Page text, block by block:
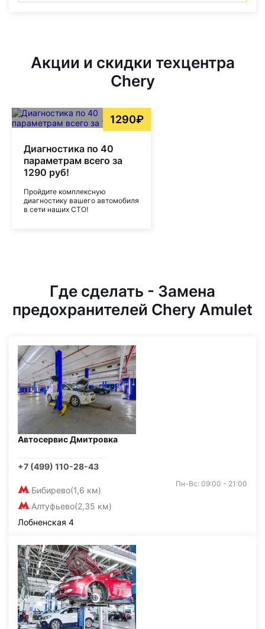
Акции и скидки техцентра
Chery
1290₽
Диагностика по 40
параметрам всего за
1290 руб!
Пройдите комплексную
диагностику вашего автомобиля
в сети наших СТО!
Где сделать - Замена
предохранителей Chery Amulet
Автосервис Дмитровка
+7 (499) 110-28-43
Бибирево(1,6 км)
Алтуфьево(2,35 км)
Пн-Вс: 09:00 - 21:00
Лобненская 4